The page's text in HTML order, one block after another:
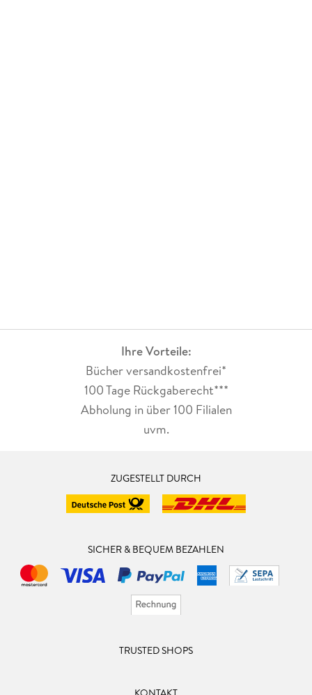
Ihre Vorteile:
Bücher versandkostenfrei*
100 Tage Rückgaberecht***
Abholung in über 100 Filialen
uvm.
ZUGESTELLT DURCH
SICHER & BEQUEM BEZAHLEN
TRUSTED SHOPS